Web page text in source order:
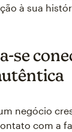
à sua
se
negócio
com a